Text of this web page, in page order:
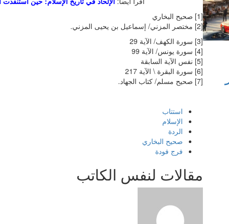
[1] صحيح البخاري
[2] مختصر المزني/ إسماعيل بن يحيى المزني.
[3] سورة الكهف/ الآية 29
[4] سورة يونس/ الآية 99
[5] نفس الآية السابقة
[6] سورة البقرة \ الآية 217
[7] صحيح مسلم/ كتاب الجهاد.
استتاب
الإسلام
الردة
صحيح البخاري
فرج فودة
مقالات لنفس الكاتب